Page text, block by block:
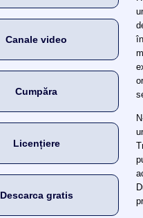
Canale video
Cumpăra
Licențiere
Descarca gratis